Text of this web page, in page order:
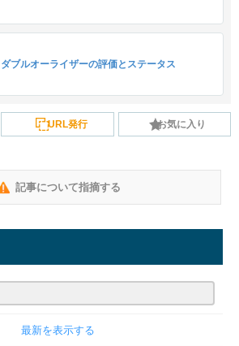
ダブルオーライザーの評価とステータス
URL発行 お気に入り
記事について指摘する
最新を表示する